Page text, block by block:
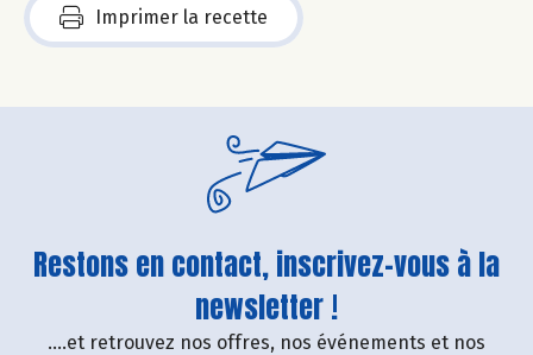
Imprimer la recette
Restons en contact, inscrivez-vous à la
newsletter !
....et retrouvez nos offres, nos événements et nos